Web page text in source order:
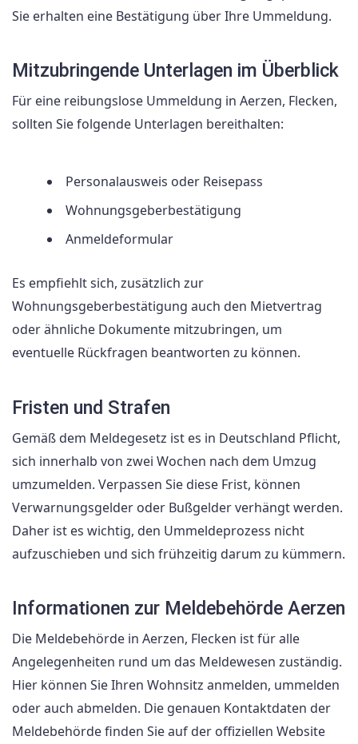
Sie erhalten eine Bestätigung über Ihre Ummeldung.
Mitzubringende Unterlagen im Überblick
Für eine reibungslose Ummeldung in Aerzen, Flecken,
sollten Sie folgende Unterlagen bereithalten:
Personalausweis oder Reisepass
Wohnungsgeberbestätigung
Anmeldeformular
Es empfiehlt sich, zusätzlich zur
Wohnungsgeberbestätigung auch den Mietvertrag
oder ähnliche Dokumente mitzubringen, um
eventuelle Rückfragen beantworten zu können.
Fristen und Strafen
Gemäß dem Meldegesetz ist es in Deutschland Pflicht,
sich innerhalb von zwei Wochen nach dem Umzug
umzumelden. Verpassen Sie diese Frist, können
Verwarnungsgelder oder Bußgelder verhängt werden.
Daher ist es wichtig, den Ummeldeprozess nicht
aufzuschieben und sich frühzeitig darum zu kümmern.
Informationen zur Meldebehörde Aerzen
Die Meldebehörde in Aerzen, Flecken ist für alle
Angelegenheiten rund um das Meldewesen zuständig.
Hier können Sie Ihren Wohnsitz anmelden, ummelden
oder auch abmelden. Die genauen Kontaktdaten der
Meldebehörde finden Sie auf der offiziellen Website